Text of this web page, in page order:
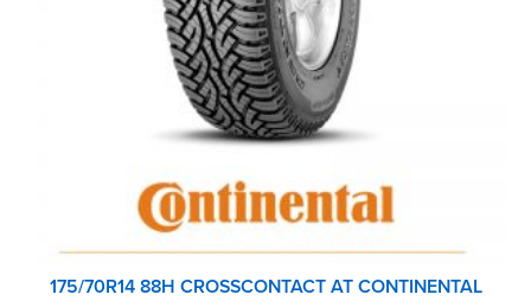
175/70R14 88H CROSSCONTACT AT CONTINENTAL